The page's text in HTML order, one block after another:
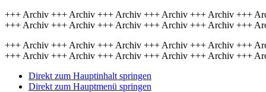
+++ Archiv +++ Archiv +++ Archiv +++ Archiv +++ Archiv +++
+++ Archiv +++ Archiv +++ Archiv +++ Archiv +++ Archiv +++
+++ Archiv +++ Archiv +++ Archiv +++ Archiv +++ Archiv +++
+++ Archiv +++ Archiv +++ Archiv +++ Archiv +++ Archiv +++
Direkt zum Hauptinhalt springen
Direkt zum Hauptmenü springen